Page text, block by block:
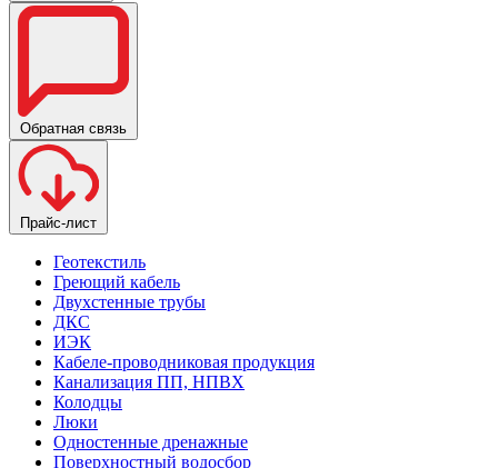
Обратная связь
Прайс-лист
Геотекстиль
Греющий кабель
Двухстенные трубы
ДКС
ИЭК
Кабеле-проводниковая продукция
Канализация ПП, НПВХ
Колодцы
Люки
Одностенные дренажные
Поверхностный водосбор